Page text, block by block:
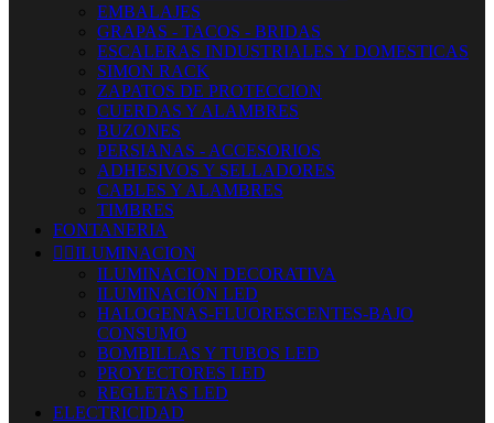
EMBALAJES
GRAPAS - TACOS - BRIDAS
ESCALERAS INDUSTRIALES Y DOMESTICAS
SIMON RACK
ZAPATOS DE PROTECCION
CUERDAS Y ALAMBRES
BUZONES
PERSIANAS - ACCESORIOS
ADHESIVOS Y SELLADORES
CABLES Y ALAMBRES
TIMBRES
FONTANERIA
 ILUMINACION
ILUMINACION DECORATIVA
ILUMINACIÓN LED
HALOGENAS-FLUORESCENTES-BAJO
CONSUMO
BOMBILLAS Y TUBOS LED
PROYECTORES LED
REGLETAS LED
ELECTRICIDAD